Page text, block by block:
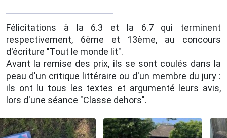
Félicitations à la 6.3 et la 6.7 qui terminent
respectivement, 6ème et 13ème, au concours
d'écriture "Tout le monde lit".
Avant la remise des prix, ils se sont coulés dans la
peau d'un critique littéraire ou d'un membre du jury :
ils ont lu tous les textes et argumenté leurs avis,
lors d'une séance "Classe dehors".